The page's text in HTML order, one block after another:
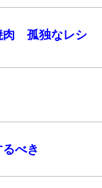
肉 孤独なレシ
べき